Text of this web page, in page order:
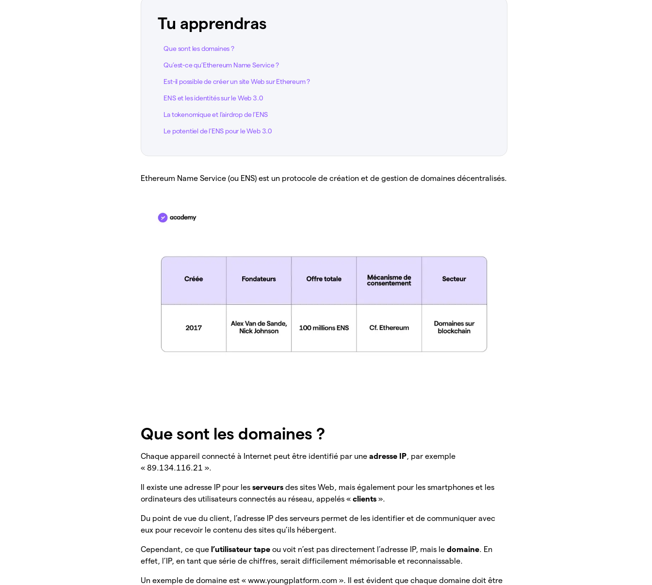
Tu apprendras
Que sont les domaines ?
Qu’est-ce qu’Ethereum Name Service ?
Est-il possible de créer un site Web sur Ethereum ?
ENS et les identités sur le Web 3.0
La tokenomique et l’airdrop de l’ENS
Le potentiel de l’ENS pour le Web 3.0
Ethereum Name Service (ou ENS) est un protocole de création et de gestion de domaines décentralisés.
Que sont les domaines ?
Chaque appareil connecté à Internet peut être identifié par uneadresse IP, par exemple
« 89.134.116.21 ».
Il existe une adresse IP pour lesserveurs des sites Web, mais également pour les smartphones et les
ordinateurs des utilisateurs connectés au réseau, appelés «clients».
Du point de vue du client, l’adresse IP des serveurs permet de les identifier et de communiquer avec
eux pour recevoir le contenu des sites qu’ils hébergent.
Cependant, ce que l’utilisateur tape ou voit n’est pas directement l’adresse IP, mais ledomaine. En
effet, l’IP, en tant que série de chiffres, serait difficilement mémorisable et reconnaissable.
Un exemple de domaine est « www.youngplatform.com ». Il est évident que chaque domaine doit être